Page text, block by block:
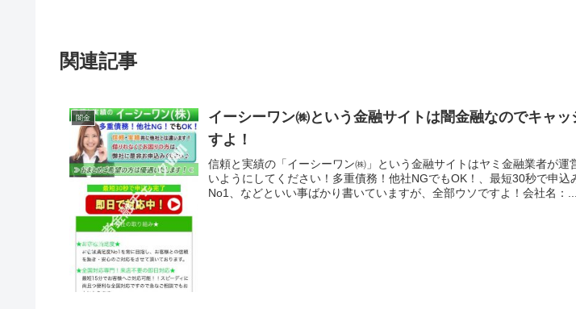
関連記事
闇金
イーシーワン㈱という金融サイトは闇金融なのでキャ
すよ！
信頼と実績の「イーシーワン㈱」という金融サイトはヤミ金融業者が運
いようにしてください！多重債務！他社NGでもOK！、最短30秒で申込
No1、などといい事ばかり書いていますが、全部ウソですよ！会社名：...